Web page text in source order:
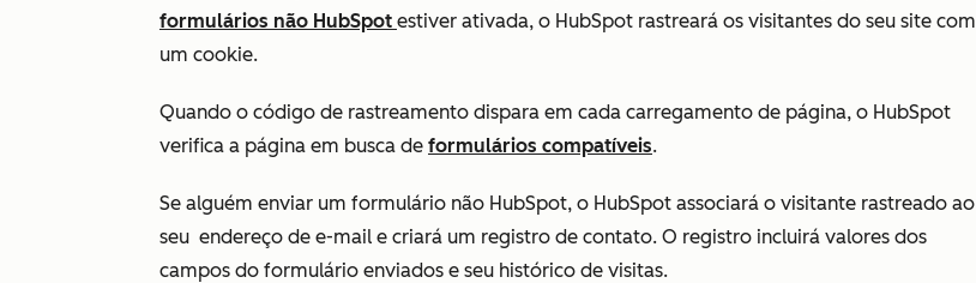
formulários não HubSpot estiver ativada, o HubSpot rastreará os visitantes do seu site com
um cookie.
Quando o código de rastreamento dispara em cada carregamento de página, o HubSpot
verifica a página em busca de formulários compatíveis.
Se alguém enviar um formulário não HubSpot, o HubSpot associará o visitante rastreado ao
seu endereço de e-mail e criará um registro de contato. O registro incluirá valores dos
campos do formulário enviados e seu histórico de visitas.